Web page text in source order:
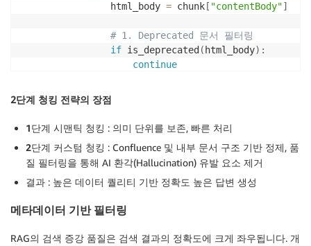
                html_body
= chunk [ "contentBody"]
# 1. Deprecated 문서 필터링
if is_deprecated ( html_body) :
continue
# 2. HTML 정제 (Confluence 매크로, 취
                clean_text
if clean_text and len(clean_text .
                    filtered_chunks
. append({
"contentBody": clean_text
            save_to_s3
(filtered_chunks )
2단계 청킹 전략의 장점
1단계 시맨틱 청킹 : 의미 단위를 보존, 빠른 처리
2단계 커스텀 청킹 : Confluence 및 내부 문서 구조 기반 정제, 품
질 필터링을 통해 AI 환각(Hallucination) 유발 요소 제거
결과 : 높은 데이터 퀄리티 기반 정확도 높은 답변 생성
메타데이터 기반 필터링
RAG의 검색 증강 품질은 검색 결과의 정확도에 크게 좌우됩니다. 개